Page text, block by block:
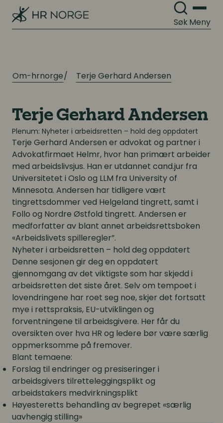
SøkMeny
Om-hrnorge Terje Gerhard Andersen
Terje Gerhard Andersen
Plenum: Nyheter i arbeidsretten – hold deg oppdatert
Terje Gerhard Andersen er advokat og partner i
Advokatfirmaet Helmr, hvor han primært arbeider
med arbeidslivsjus. Han er utdannet cand.jur fra
Universitetet i Oslo og LLM fra University of
Minnesota. Andersen har tidligere vært
tingrettsdommer ved Helgeland tingrett, samt i
Follo og Nordre Østfold tingrett. Andersen er
medforfatter av blant annet arbeidsrettsboken
«Arbeidslivets spilleregler”.
Nyheter i arbeidsretten – hold deg oppdatert
Denne sesjonen gir deg en oppdatert
gjennomgang av det viktigste som har skjedd i
arbeidsretten det siste året. Selv om tempoet i
lovendringene har roet seg noe, skjer det fortsatt
mye i rettspraksis, EU-utviklingen og
forventningene til arbeidsgivere. Her får du
oversikten over hva HR og ledere bør være særlig
oppmerksomme på fremover.
Blant temaene:
Forslag til endringer og presiseringer i
arbeidsgivers tilretteleggingsplikt og
arbeidstakers medvirkningsplikt
Høyesteretts behandling av begrepet «særlig
uavhengig stilling»